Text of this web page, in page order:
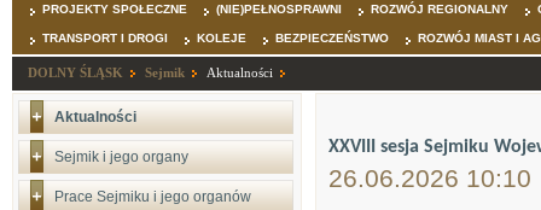
PROJEKTY SPOŁECZNE (NIE)PEŁNOSPRAWNI ROZWÓJ REGIONALNY
TRANSPORT I DROGI KOLEJE BEZPIECZEŃSTWO ROZWÓJ MIAST I
DOLNY ŚLĄSK Sejmik Aktualności
Aktualności
Sejmik i jego organy
Prace Sejmiku i jego organów
XXVIII sesja Sejmiku
26.06.2026 10:10